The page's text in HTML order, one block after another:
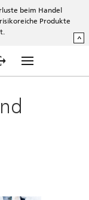
beim Handel
Produkte
^